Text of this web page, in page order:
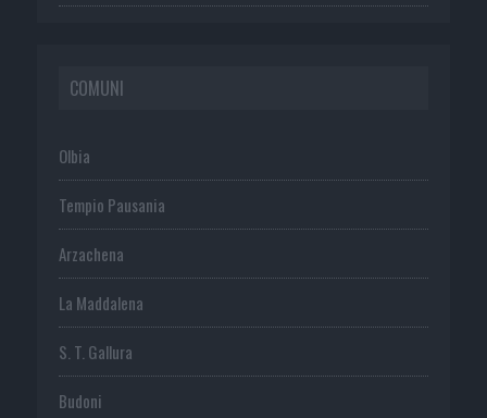
COMUNI
Olbia
Tempio Pausania
Arzachena
La Maddalena
S. T. Gallura
Budoni